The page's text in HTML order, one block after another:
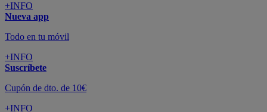
+INFO
Nueva app
Todo en tu móvil
+INFO
Suscríbete
Cupón de dto. de 10€
+INFO